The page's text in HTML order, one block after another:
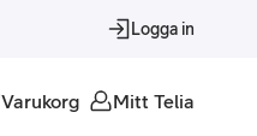
Logga in
Varukorg Mitt Telia